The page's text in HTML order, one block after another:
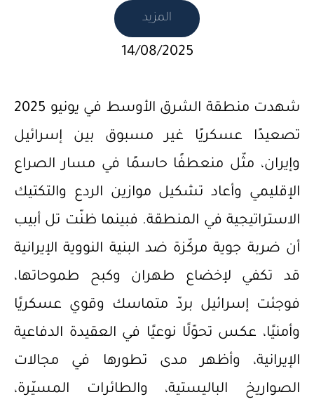
المزيد
14/08/2025
شهدت منطقة الشرق الأوسط في يونيو 2025
تصعيدًا عسكريًا غير مسبوق بين إسرائيل
وإيران، مثّل منعطفًا حاسمًا في مسار الصراع
الإقليمي وأعاد تشكيل موازين الردع والتكتيك
الاستراتيجية في المنطقة. فبينما ظنّت تل أبيب
أن ضربة جوية مركّزة ضد البنية النووية الإيرانية
قد تكفي لإخضاع طهران وكبح طموحاتها،
فوجئت إسرائيل بردّ متماسك وقوي عسكريًا
وأمنيًا، عكس تحوّلًا نوعيًا في العقيدة الدفاعية
الإيرانية، وأظهر مدى تطورها في مجالات
الصواريخ الباليستية، والطائرات المسيّرة،